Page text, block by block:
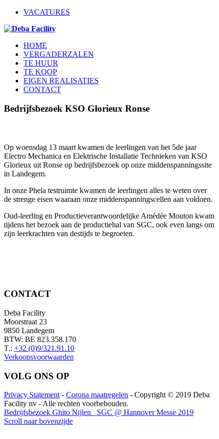
VACATURES
HOME
VERGADERZALEN
TE HUUR
TE KOOP
EIGEN REALISATIES
CONTACT
Bedrijfsbezoek KSO Glorieux Ronse
Op woensdag 13 maart kwamen de leerlingen van het 5de jaar
Electro Mechanica en Elektrische Installatie Technieken van KSO
Glorieux uit Ronse op bedrijfsbezoek op onze middenspanningssite
in Landegem.
In onze Phela testruimte kwamen de leerlingen alles te weten over
de strenge eisen waaraan onze middenspanningscellen aan voldoen.
Oud-leerling en Productieverantwoordelijke Amédée Mouton kwam
tijdens het bezoek aan de productiehal van SGC, ook even langs om
zijn leerkrachten van destijds te begroeten.
CONTACT
Deba Facility
Moorstraat 23
9850 Landegem
BTW: BE 823.358.170
T.: +32 (0)9/321.91.10
Verkoopsvoorwaarden
VOLG ONS OP
Privacy Statement - Corona maatregelen - Copyright © 2019 Deba
Facility nv - Alle rechten voorbehouden.
Bedrijfsbezoek Ghito Nijlen
SGC @ Hannover Messe 2019
Scroll naar bovenzijde